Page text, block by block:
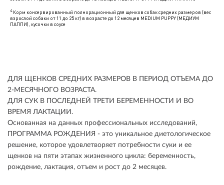
ДЛЯ ЩЕНКОВ СРЕДНИХ РАЗМЕРОВ В ПЕРИОД ОТЪЕМА ДО
2-МЕСЯЧНОГО ВОЗРАСТА.
ДЛЯ СУК В ПОСЛЕДНЕЙ ТРЕТИ БЕРЕМЕННОСТИ И ВО
ВРЕМЯ ЛАКТАЦИИ.
Основанная на данных профессиональных исследований,
ПРОГРАММА РОЖДЕНИЯ - это уникальное диетологическое
решение, которое удовлетворяет потребности суки и ее
щенков на пяти этапах жизненного цикла: беременность,
рождение, лактация, отъем и рост до 2 месяцев.